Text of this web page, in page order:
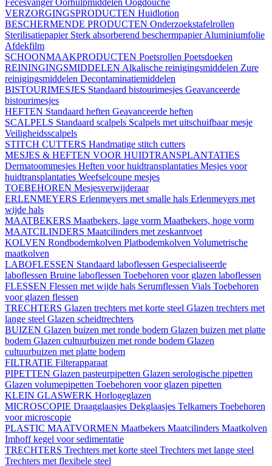
FecesvangerOorhulpmiddelen Oogdouche
VERZORGINGSPRODUCTEN Huidlotion
BESCHERMENDE PRODUCTEN Onderzoekstafelrollen
Sterilisatiepapier Sterk absorberend beschermpapierAluminiumfolie
Afdekfilm
SCHOONMAAKPRODUCTEN Poetsrollen Poetsdoeken
REININGINGSMIDDELEN Alkalische reinigingsmiddelen Zure
reinigingsmiddelen Decontaminatiemiddelen
BISTOURIMESJES Standaard bistourimesjes Geavanceerde
bistourimesjes
HEFTEN Standaard heften Geavanceerde heften
SCALPELS Standaard scalpels Scalpels met uitschuifbaar mesje
Veiligheidsscalpels
STITCH CUTTERS Handmatige stitch cutters
MESJES & HEFTEN VOOR HUIDTRANSPLANTATIES
Dermatoommesjes Heften voor huidtransplantaties Mesjes voor
huidtransplantaties Weefselcoupe mesjes
TOEBEHOREN Mesjesverwijderaar
ERLENMEYERS Erlenmeyers met smalle hals Erlenmeyers met
wijde hals
MAATBEKERS Maatbekers, lage vorm Maatbekers, hoge vorm
MAATCILINDERS Maatcilinders met zeskantvoet
KOLVEN Rondbodemkolven Platbodemkolven Volumetrische
maatkolven
LABOFLESSEN Standaard laboflessen Gespecialiseerde
laboflessen Bruine laboflessen Toebehoren voor glazen laboflessen
FLESSEN Flessen met wijde hals Serumflessen Vials Toebehoren
voor glazen flessen
TRECHTERS Glazen trechters met korte steel Glazen trechters met
lange steel Glazen scheidtrechters
BUIZEN Glazen buizen met ronde bodem Glazen buizen met platte
bodem Glazen cultuurbuizen met ronde bodem Glazen
cultuurbuizen met platte bodem
FILTRATIE Filterapparaat
PIPETTEN Glazen pasteurpipetten Glazen serologische pipetten
Glazen volumepipetten Toebehoren voor glazen pipetten
KLEIN GLASWERK Horlogeglazen
MICROSCOPIE Draagglaasjes Dekglaasjes Telkamers Toebehoren
voor microscopie
PLASTIC MAATVORMEN Maatbekers Maatcilinders Maatkolven
Imhoff kegel voor sedimentatie
TRECHTERS Trechters met korte steel Trechters met lange steel
Trechters met flexibele steel